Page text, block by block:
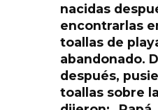
nacidas
encontrarlas
toallas de
abandonado.
después,
toallas sobre